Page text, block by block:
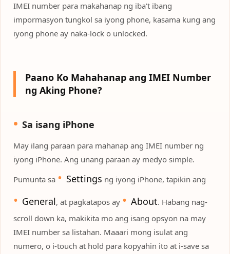
IMEI number para makahanap ng iba't ibang
impormasyon tungkol sa iyong phone, kasama kung ang
iyong phone ay naka-lock o unlocked.
Paano Ko Mahahanap ang IMEI Number
ng Aking Phone?
Sa isang iPhone
May ilang paraan para mahanap ang IMEI number ng
iyong iPhone. Ang unang paraan ay medyo simple.
Pumunta sa
Settings ng iyong iPhone, tapikin ang
General, at pagkatapos ay About. Habang nag-
scroll down ka, makikita mo ang isang opsyon na may
IMEI number sa listahan. Maaari mong isulat ang
numero, o i-touch at hold para kopyahin ito at i-save sa